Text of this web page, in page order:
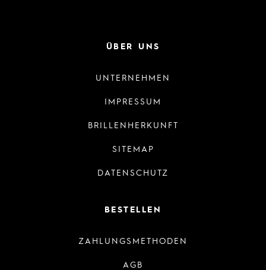
ÜBER UNS
UNTERNEHMEN
IMPRESSUM
BRILLENHERKUNFT
SITEMAP
DATENSCHUTZ
BESTELLEN
ZAHLUNGSMETHODEN
AGB